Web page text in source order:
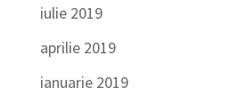
iulie 2019
aprilie 2019
ianuarie 2019